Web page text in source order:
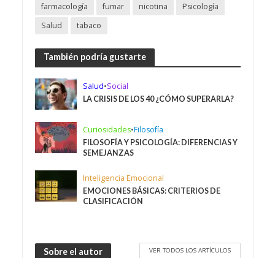
farmacología
fumar nicotina
Psicología
Salud
tabaco
También podría gustarte
Salud•Social
LA CRISIS DE LOS 40 ¿CÓMO SUPERARLA?
Curiosidades•Filosofía
FILOSOFÍA Y PSICOLOGÍA: DIFERENCIAS Y
SEMEJANZAS
Inteligencia Emocional
EMOCIONES BÁSICAS: CRITERIOS DE
CLASIFICACIÓN
Sobre el autor VER TODOS LOS ARTÍCULOS